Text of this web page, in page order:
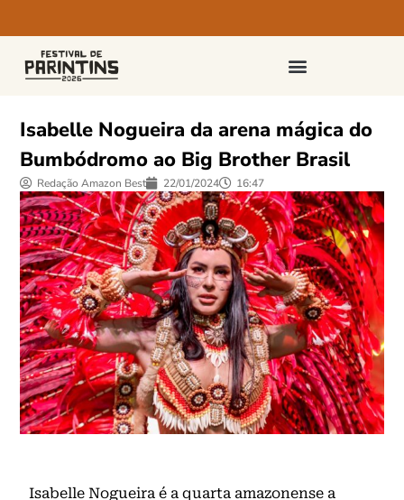
Isabelle Nogueira da arena mágica do
Bumbódromo ao Big Brother Brasil
Redação Amazon Best 22/01/2024 16:47
Isabelle Nogueira é a quarta amazonense a